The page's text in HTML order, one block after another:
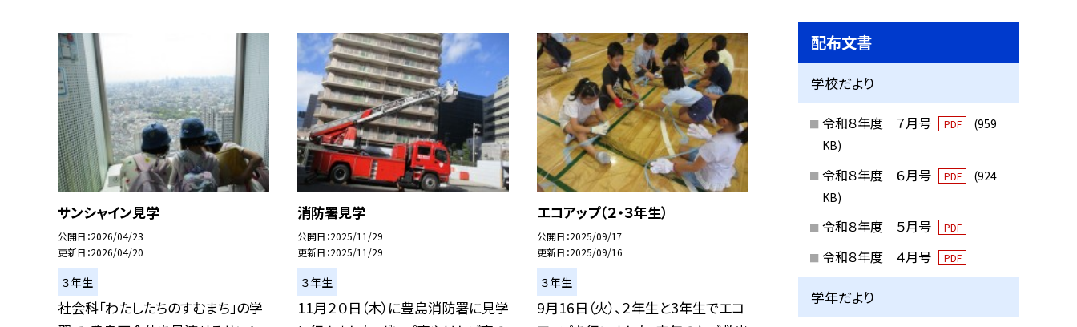
サンシャイン見学
公開日 2026/04/23
更新日 2026/04/20
３年生
社会科「わたしたちのすむまち」の学
消防署見学
公開日 2025/11/29
更新日 2025/11/29
３年生
11月２０日（木）に豊島消防署に見学
エコアップ（２・３年生）
公開日 2025/09/17
更新日 2025/09/16
３年生
9月16日（火）、２年生と3年生でエコ
配布文書
学校だより
令和８年度 ７月号 PDF
(959
KB)
令和８年度 ６月号 PDF
(924
KB)
令和８年度 ５月号 PDF
令和８年度 ４月号 PDF
学年だより